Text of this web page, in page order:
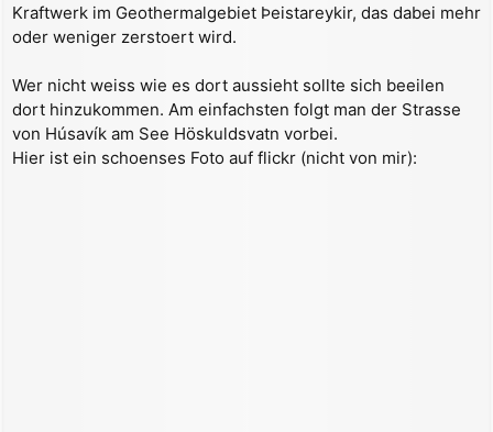
Kraftwerk im Geothermalgebiet Þeistareykir, das dabei mehr
oder weniger zerstoert wird.
Wer nicht weiss wie es dort aussieht sollte sich beeilen
dort hinzukommen. Am einfachsten folgt man der Strasse
von Húsavík am See Höskuldsvatn vorbei.
Hier ist ein schoenses Foto auf flickr (nicht von mir):